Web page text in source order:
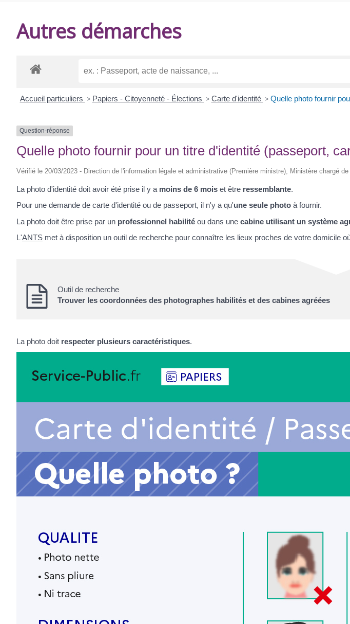
Autres démarches
Accueil particuliers > Papiers - Citoyenneté - Élections > Carte d'identité > Quelle photo fournir
Question-réponse
Quelle photo fournir pour un titre d'identité (passeport,
Vérifié le 20/03/2023 - Direction de l'information légale et administrative (Première ministre), Ministère chargé de
La photo d'identité doit avoir été prise il y a moins de 6 mois et être ressemblante.
Pour une demande de carte d'identité ou de passeport, il n'y a qu'une seule photo à fournir.
La photo doit être prise par un professionnel habilité ou dans une cabine utilisant un système
L'ANTS met à disposition un outil de recherche pour connaître les lieux proches de votre domicile
Outil de recherche
Trouver les coordonnées des photographes habilités et des cabines agréées
La photo doit respecter plusieurs caractéristiques.